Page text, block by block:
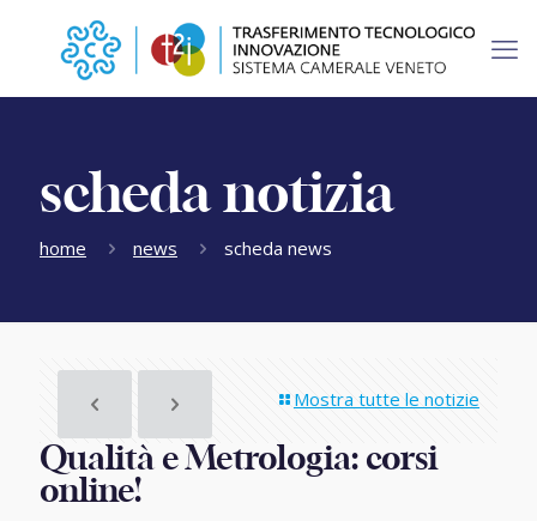
scheda notizia
home news scheda news
Mostra tutte le notizie
Qualità e Metrologia: corsi
online!